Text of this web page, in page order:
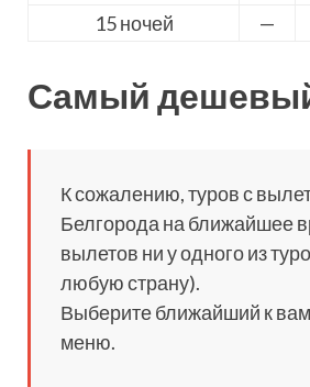
15 ночей
—
Самый
К сожалению, туров с
Белгорода на ближайшее
вылетов ни у одного из
любую страну).
Выберите ближайший к
меню.